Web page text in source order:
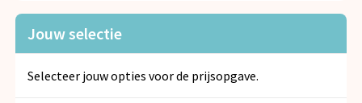
Spellen voor binnen en buiten
Veiligheid, Auto en Fiets
Jouw selectie
Selecteer jouw opties voor de prijsopgave.